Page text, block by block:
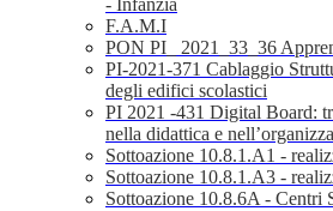
- Infanzia
F.A.M.I
PON PI_ 2021_33_36
PI-2021-371 Cablaggio
degli edifici scolastici
PI 2021 -431 Digital Board:
nella didattica e
Sottoazione 10.8.1.A1 -
Sottoazione 10.8.1.A3 -
Sottoazione 10.8.6A - Centri